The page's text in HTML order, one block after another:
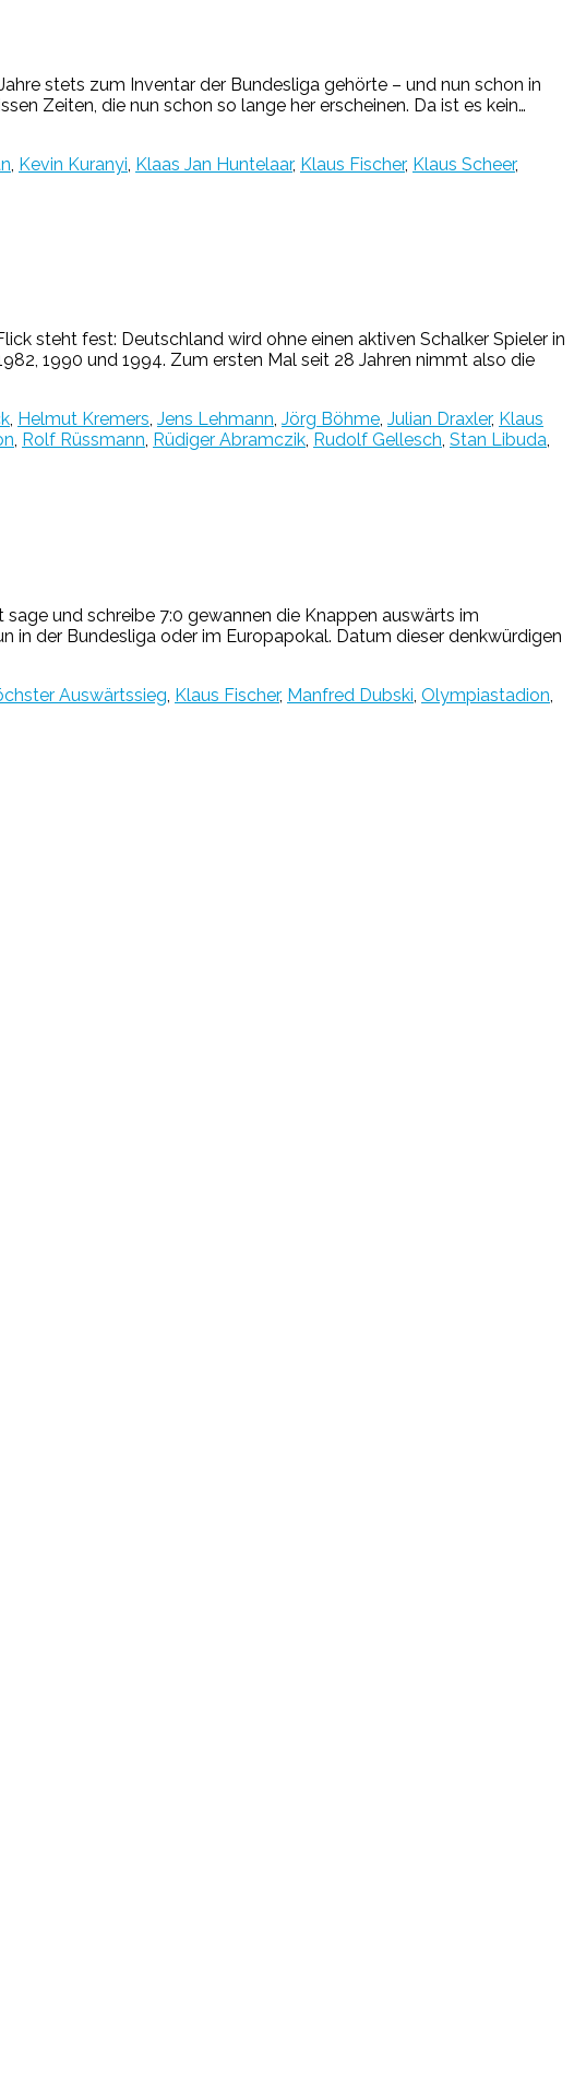
stets zum Inventar der Bundesliga gehörte – und nun schon in
Zeiten, die nun schon so lange her erscheinen. Da ist es kein…
Kevin Kuranyi Klaas Jan Huntelaar, Klaus Fischer, Klaus Scheer,
steht fest: Deutschland wird ohne einen aktiven Schalker Spieler in
1990 und 1994. Zum ersten Mal seit 28 Jahren nimmt also die
, Helmut Kremers, Jens Lehmann, Jörg Böhme, Julian Draxler, Klaus
, Rolf Rüssmann, Rüdiger Abramczik, Rudolf Gellesch, Stan Libuda,
und schreibe 7:0 gewannen die Knappen auswärts im
in der Bundesliga oder im Europapokal. Datum dieser denkwürdigen
Auswärtssieg, Klaus Fischer, Manfred Dubski, Olympiastadion,